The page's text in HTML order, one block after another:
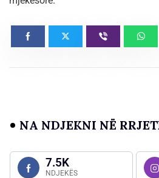
NA NDJEKNI NË
7.5K
NDJEKËS